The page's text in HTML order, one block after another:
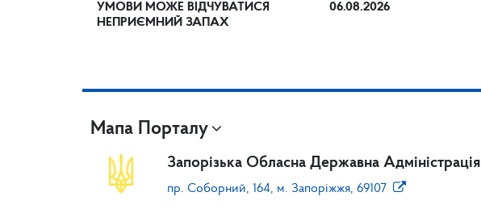
УМОВИ МОЖЕ ВІДЧУВАТИСЯ
НЕПРИЄМНИЙ ЗАПАХ
06.08.2026
Мапа Порталу
Запорізька Обласна Державна Адміністрація
пр. Соборний, 164, м. Запоріжжя, 69107